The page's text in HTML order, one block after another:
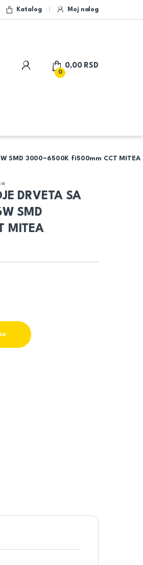
Katalog Moj nalog
My Account
0
0,00 RSD
SMD 3000~6500K fi500mm CCT
DRVETA SA
SMD
MITEA
M205432 2x36W SMD